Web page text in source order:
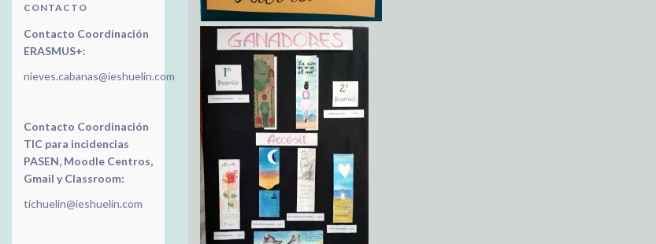
CONTACTO
Contacto Coordinación
ERASMUS+:
nieves.cabanas@ieshuelin.com
Contacto Coordinación
TIC para incidencias
PASEN, Moodle Centros,
Gmail y Classroom:
tichuelin@ieshuelin.com